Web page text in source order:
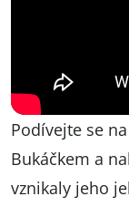
Podívejte se
Bukáčkem a
vznikaly jeho